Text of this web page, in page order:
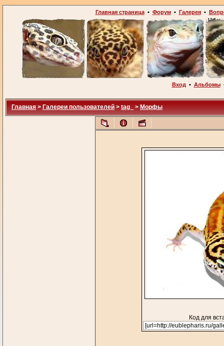
Главная страница• Форум• Галерея•
Вход • Альбомы
Главная > Галереи пользователей > tag_ > Морфы
Код для